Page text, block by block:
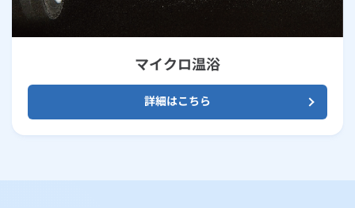
マイクロ温浴
詳細はこちら